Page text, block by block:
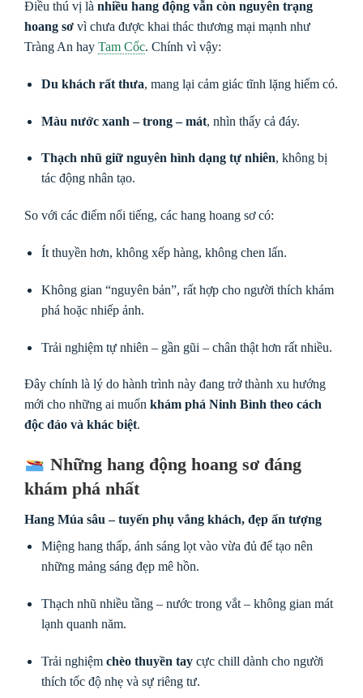
Điều thú vị là nhiều hang động vẫn còn nguyên trạng
hoang sơ vì chưa được khai thác thương mại mạnh như
Tràng An hay Tam Cốc. Chính vì vậy:
Du khách rất thưa, mang lại cảm giác tĩnh lặng hiếm có.
Màu nước xanh – trong – mát, nhìn thấy cả đáy.
Thạch nhũ giữ nguyên hình dạng tự nhiên, không bị
tác động nhân tạo.
So với các điểm nổi tiếng, các hang hoang sơ có:
Ít thuyền hơn, không xếp hàng, không chen lấn.
Không gian “nguyên bản”, rất hợp cho người thích khám
phá hoặc nhiếp ảnh.
Trải nghiệm tự nhiên – gần gũi – chân thật hơn rất nhiều.
Đây chính là lý do hành trình này đang trở thành xu hướng
mới cho những ai muốn khám phá Ninh Bình theo cách
độc đáo và khác biệt.
Những hang động hoang sơ đáng
khám phá nhất
Hang Múa sâu – tuyến phụ vắng khách, đẹp ấn tượng
Miệng hang thấp, ánh sáng lọt vào vừa đủ để tạo nên
những mảng sáng đẹp mê hồn.
Thạch nhũ nhiều tầng – nước trong vắt – không gian mát
lạnh quanh năm.
Trải nghiệm chèo thuyền taycực chill dành cho người
thích tốc độ nhẹ và sự riêng tư.